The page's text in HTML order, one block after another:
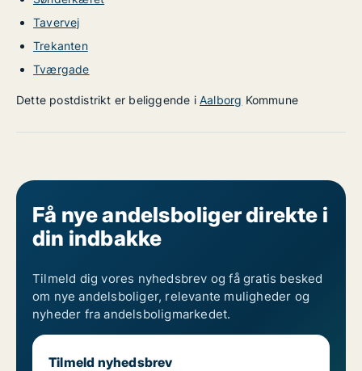
Tavervej
Trekanten
Tværgade
Dette postdistrikt er beliggende i Aalborg Kommune
Få nye andelsboliger direkte i
din indbakke
Tilmeld dig vores nyhedsbrev og få gratis besked
om nye andelsboliger, relevante muligheder og
nyheder fra andelsboligmarkedet.
Tilmeld nyhedsbrev